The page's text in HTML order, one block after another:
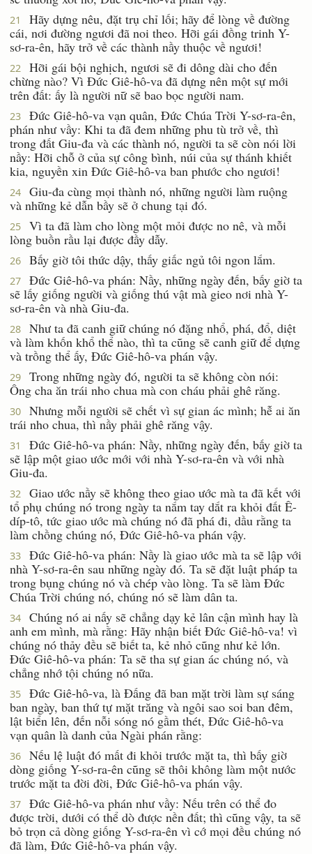
21
Hãy dựng nêu, đặt trụ chỉ lối; hãy để lòng về đường
cái, nơi đường ngươi đã noi theo. Hỡi gái đồng trinh Y-
sơ-ra-ên, hãy trở về các thành nầy thuộc về ngươi!
22
Hỡi gái bội nghịch, ngươi sẽ đi dông dài cho đến
chừng nào? Vì Ðức Giê-hô-va đã dựng nên một sự mới
trên đất: ấy là người nữ sẽ bao bọc người nam.
23
Ðức Giê-hô-va vạn quân, Ðức Chúa Trời Y-sơ-ra-ên,
phán như vầy: Khi ta đã đem những phu tù trở về, thì
trong đất Giu-đa và các thành nó, người ta sẽ còn nói lời
nầy: Hỡi chỗ ở của sự công bình, núi của sự thánh khiết
kia, nguyền xin Ðức Giê-hô-va ban phước cho ngươi!
24
Giu-đa cùng mọi thành nó, những người làm ruộng
và những kẻ dẫn bầy sẽ ở chung tại đó.
25
Vì ta đã làm cho lòng một mỏi được no nê, và mỗi
lòng buồn rầu lại được đầy dẫy.
26 Bấy giờ tôi thức dậy, thấy giấc ngủ tôi ngon lắm.
27
Ðức Giê-hô-va phán: Nầy, những ngày đến, bấy giờ ta
sẽ lấy giống người và giống thú vật mà gieo nơi nhà Y-
sơ-ra-ên và nhà Giu-đa.
28
Như ta đã canh giữ chúng nó đặng nhổ, phá, đổ, diệt
và làm khốn khổ thể nào, thì ta cũng sẽ canh giữ để dựng
và trồng thể ấy, Ðức Giê-hô-va phán vậy.
29
Trong những ngày đó, người ta sẽ không còn nói:
Ông cha ăn trái nho chua mà con cháu phải ghê răng.
30
Nhưng mỗi người sẽ chết vì sự gian ác mình; hễ ai ăn
trái nho chua, thì nầy phải ghê răng vậy.
31
Ðức Giê-hô-va phán: Nầy, những ngày đến, bấy giờ ta
sẽ lập một giao ước mới với nhà Y-sơ-ra-ên và với nhà
Giu-đa.
32
Giao ước nầy sẽ không theo giao ước mà ta đã kết với
tổ phụ chúng nó trong ngày ta nắm tay dắt ra khỏi đất Ê-
díp-tô, tức giao ước mà chúng nó đã phá đi, dầu rằng ta
làm chồng chúng nó, Ðức Giê-hô-va phán vậy.
33
Ðức Giê-hô-va phán: Nầy là giao ước mà ta sẽ lập với
nhà Y-sơ-ra-ên sau những ngày đó. Ta sẽ đặt luật pháp ta
trong bụng chúng nó và chép vào lòng. Ta sẽ làm Ðức
Chúa Trời chúng nó, chúng nó sẽ làm dân ta.
34
Chúng nó ai nấy sẽ chẳng dạy kẻ lân cận mình hay là
anh em mình, mà rằng: Hãy nhận biết Ðức Giê-hô-va! vì
chúng nó thảy đều sẽ biết ta, kẻ nhỏ cũng như kẻ lớn.
Ðức Giê-hô-va phán: Ta sẽ tha sự gian ác chúng nó, và
chẳng nhớ tội chúng nó nữa.
35
Ðức Giê-hô-va, là Ðấng đã ban mặt trời làm sự sáng
ban ngày, ban thứ tự mặt trăng và ngôi sao soi ban đêm,
lật biển lên, đến nỗi sóng nó gầm thét, Ðức Giê-hô-va
vạn quân là danh của Ngài phán rằng:
36
Nếu lệ luật đó mất đi khỏi trước mặt ta, thì bấy giờ
dòng giống Y-sơ-ra-ên cũng sẽ thôi không làm một nước
trước mặt ta đời đời, Ðức Giê-hô-va phán vậy.
37
Ðức Giê-hô-va phán như vầy: Nếu trên có thể đo
được trời, dưới có thể dò được nền đất; thì cũng vậy, ta sẽ
bỏ trọn cả dòng giống Y-sơ-ra-ên vì cớ mọi đều chúng nó
đã làm, Ðức Giê-hô-va phán vậy.